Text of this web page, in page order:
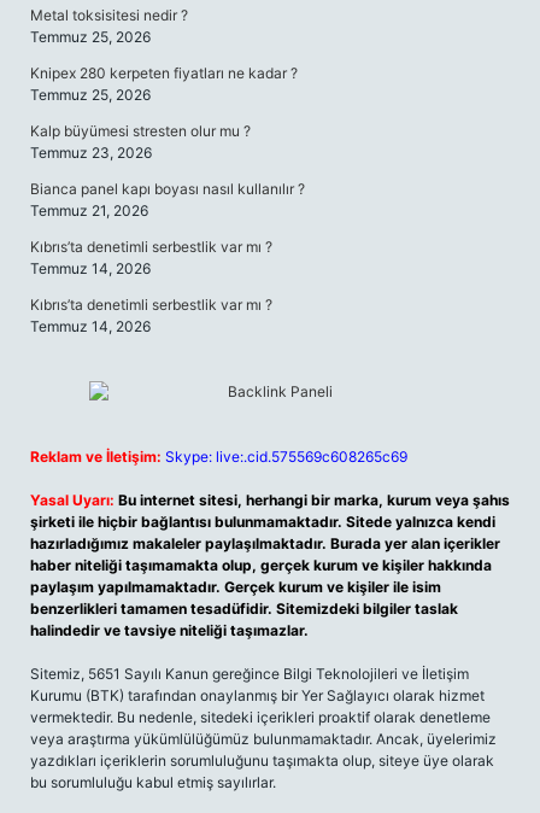
Metal toksisitesi nedir ?
Temmuz 25, 2026
Knipex 280 kerpeten fiyatları ne kadar ?
Temmuz 25, 2026
Kalp büyümesi stresten olur mu ?
Temmuz 23, 2026
Bianca panel kapı boyası nasıl kullanılır ?
Temmuz 21, 2026
Kıbrıs’ta denetimli serbestlik var mı ?
Temmuz 14, 2026
Kıbrıs’ta denetimli serbestlik var mı ?
Temmuz 14, 2026
Reklam ve İletişim: Skype: live:.cid.575569c608265c69
Yasal Uyarı: Bu internet sitesi, herhangi bir marka, kurum veya şahıs
şirketi ile hiçbir bağlantısı bulunmamaktadır. Sitede yalnızca kendi
hazırladığımız makaleler paylaşılmaktadır. Burada yer alan içerikler
haber niteliği taşımamakta olup, gerçek kurum ve kişiler hakkında
paylaşım yapılmamaktadır. Gerçek kurum ve kişiler ile isim
benzerlikleri tamamen tesadüfidir. Sitemizdeki bilgiler taslak
halindedir ve tavsiye niteliği taşımazlar.
Sitemiz, 5651 Sayılı Kanun gereğince Bilgi Teknolojileri ve İletişim
Kurumu (BTK) tarafından onaylanmış bir Yer Sağlayıcı olarak hizmet
vermektedir. Bu nedenle, sitedeki içerikleri proaktif olarak denetleme
veya araştırma yükümlülüğümüz bulunmamaktadır. Ancak, üyelerimiz
yazdıkları içeriklerin sorumluluğunu taşımakta olup, siteye üye olarak
bu sorumluluğu kabul etmiş sayılırlar.